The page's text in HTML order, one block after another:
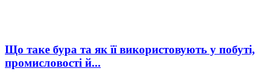
Що таке бура та як її використовують у побуті,
промисловості й...